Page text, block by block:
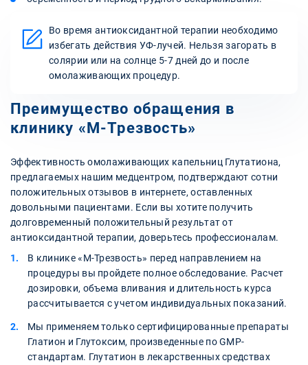
Во время антиоксидантной терапии необходимо
избегать действия УФ-лучей. Нельзя загорать в
солярии или на солнце 5-7 дней до и после
омолаживающих процедур.
Преимущество обращения в
клинику «М-Трезвость»
Эффективность омолаживающих капельниц Глутатиона,
предлагаемых нашим медцентром, подтверждают сотни
положительных отзывов в интернете, оставленных
довольными пациентами. Если вы хотите получить
долговременный положительный результат от
антиоксидантной терапии, доверьтесь профессионалам.
В клинике «М-Трезвость» перед направлением на
процедуры вы пройдете полное обследование. Расчет
дозировки, объема вливания и длительность курса
рассчитывается с учетом индивидуальных показаний.
Мы применяем только сертифицированные препараты
Глатион и Глутоксим, произведенные по GMP-
стандартам. Глутатион в лекарственных средствах